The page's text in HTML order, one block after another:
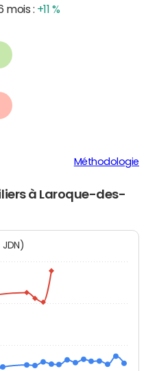
mois : +11 %
Méthodologie
à Laroque-des-
JDN)